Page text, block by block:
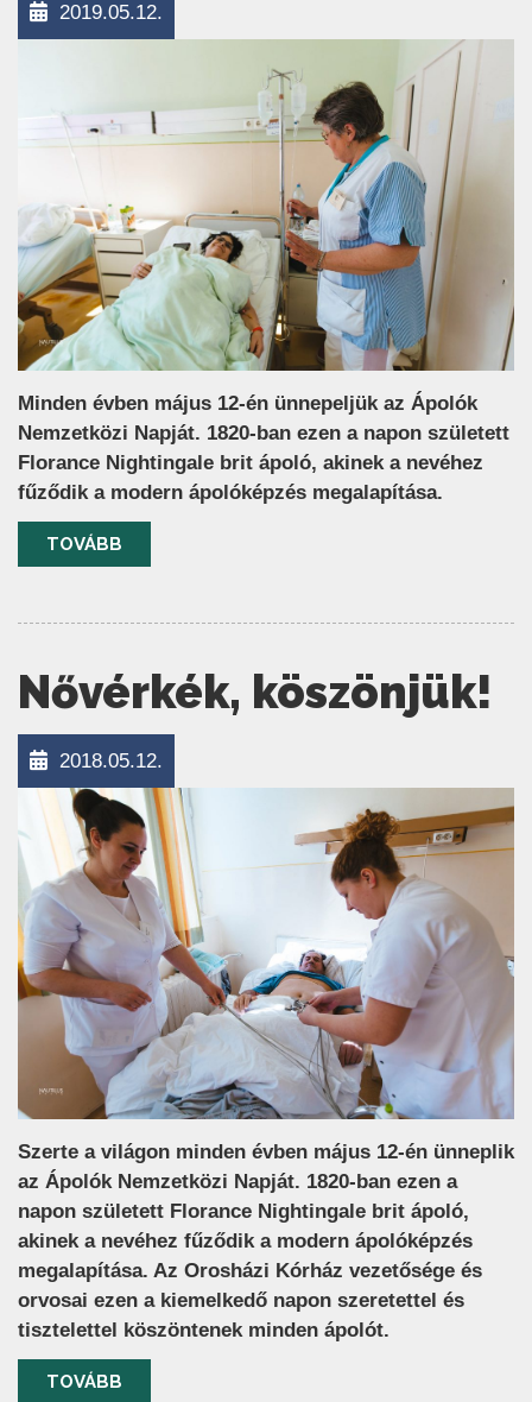
2019.05.12.
Minden évben május 12-én ünnepeljük az Ápolók
Nemzetközi Napját. 1820-ban ezen a napon született
Florance Nightingale brit ápoló, akinek a nevéhez
fűződik a modern ápolóképzés megalapítása.
TOVÁBB
Nővérkék, köszönjük!
2018.05.12.
Szerte a világon minden évben május 12-én ünneplik
az Ápolók Nemzetközi Napját. 1820-ban ezen a
napon született Florance Nightingale brit ápoló,
akinek a nevéhez fűződik a modern ápolóképzés
megalapítása. Az Orosházi Kórház vezetősége és
orvosai ezen a kiemelkedő napon szeretettel és
tisztelettel köszöntenek minden ápolót.
TOVÁBB